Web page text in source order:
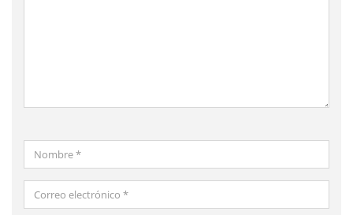
Nombre
*
Correo
electrónico